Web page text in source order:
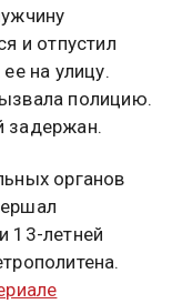
и отпустил
на улицу.
полицию.
задержан.
органов
13-летней